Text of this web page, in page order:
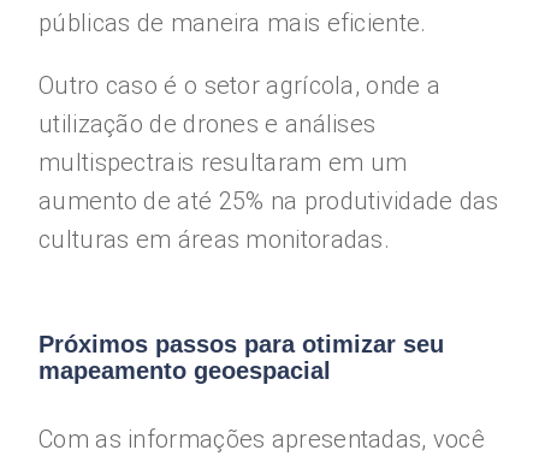
públicas de maneira mais eficiente.
Outro caso é o setor agrícola, onde a
utilização de drones e análises
multispectrais resultaram em um
aumento de até 25% na produtividade das
culturas em áreas monitoradas.
Próximos passos para otimizar seu
mapeamento geoespacial
Com as informações apresentadas, você